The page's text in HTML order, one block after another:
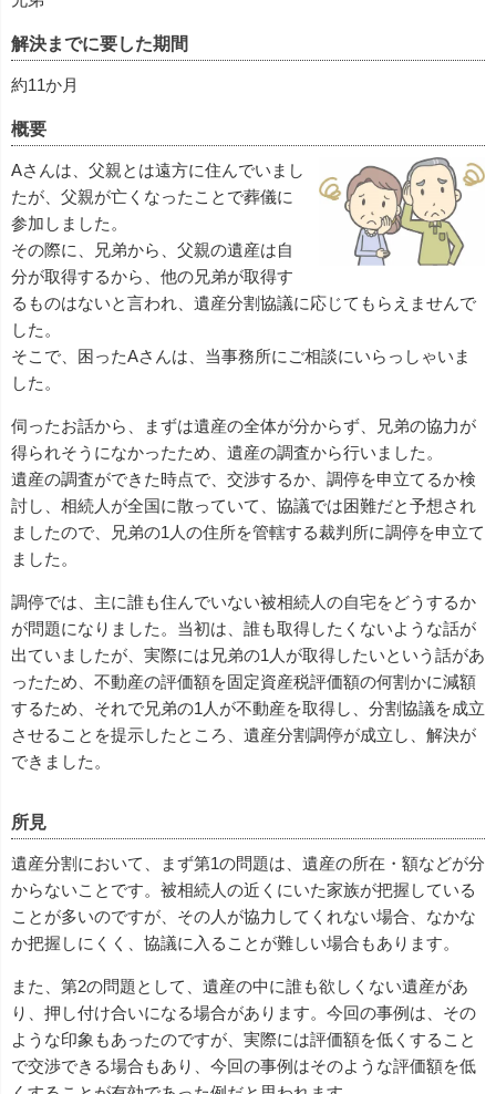
解決までに要した期間
約11か月
概要
Aさんは、父親とは遠方に住んでいまし
たが、父親が亡くなったことで葬儀に
参加しました。
その際に、兄弟から、父親の遺産は自
分が取得するから、他の兄弟が取得す
るものはないと言われ、遺産分割協議に応じてもらえませんで
した。
そこで、困ったAさんは、当事務所にご相談にいらっしゃいま
した。
伺ったお話から、まずは遺産の全体が分からず、兄弟の協力が
得られそうになかったため、遺産の調査から行いました。
遺産の調査ができた時点で、交渉するか、調停を申立てるか検
討し、相続人が全国に散っていて、協議では困難だと予想され
ましたので、兄弟の1人の住所を管轄する裁判所に調停を申立て
ました。
調停では、主に誰も住んでいない被相続人の自宅をどうするか
が問題になりました。当初は、誰も取得したくないような話が
出ていましたが、実際には兄弟の1人が取得したいという話があ
ったため、不動産の評価額を固定資産税評価額の何割かに減額
するため、それで兄弟の1人が不動産を取得し、分割協議を成立
させることを提示したところ、遺産分割調停が成立し、解決が
できました。
所見
遺産分割において、まず第1の問題は、遺産の所在・額などが分
からないことです。被相続人の近くにいた家族が把握している
ことが多いのですが、その人が協力してくれない場合、なかな
か把握しにくく、協議に入ることが難しい場合もあります。
また、第2の問題として、遺産の中に誰も欲しくない遺産があ
り、押し付け合いになる場合があります。今回の事例は、その
ような印象もあったのですが、実際には評価額を低くすること
で交渉できる場合もあり、今回の事例はそのような評価額を低